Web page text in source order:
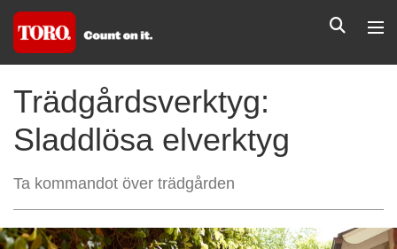
Trädgårdsverktyg:
Sladdlösa elverktyg
Ta kommandot över trädgården